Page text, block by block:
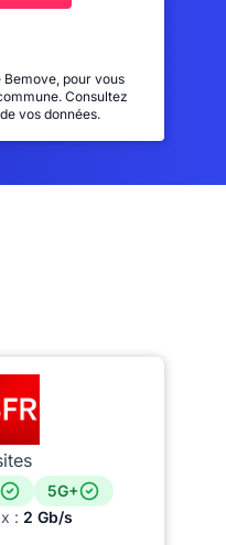
pour vous
Consultez
vos données.
5G+
: 2 Gb/s